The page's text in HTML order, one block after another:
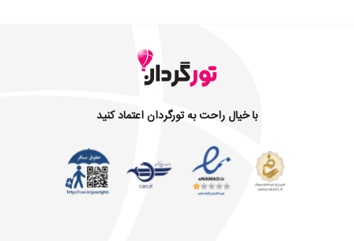
با خیال راحت به تورگردان اعتماد کنید